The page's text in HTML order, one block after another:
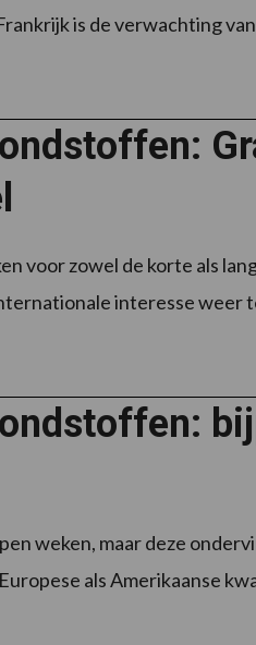
is de verwachting
voor zowel de korte als
interesse weer
weken, maar deze
als Amerikaanse